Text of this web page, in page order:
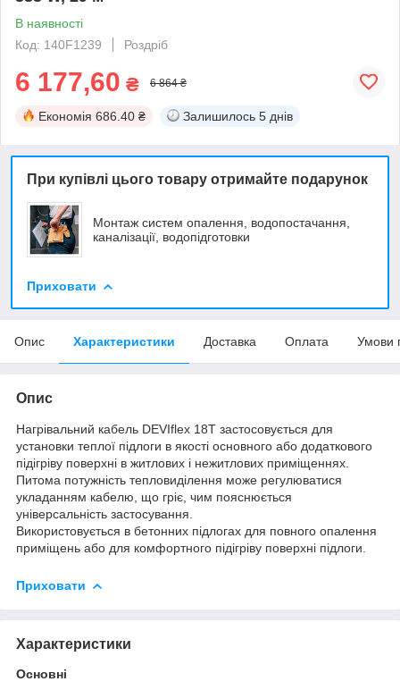
В наявності
Код: 140F1239
Роздріб
6 177,60 ₴ 6 864 ₴
Економія 686.40 ₴ Залишилось 5 днів
При купівлі цього товару отримайте подарунок
Монтаж систем опалення, водопостачання,
каналізації, водопідготовки
Приховати
Опис Характеристики Доставка Оплата Умови
Опис
Нагрівальний кабель DEVIflex 18Т застосовується для
установки теплої підлоги в якості основного або додаткового
підігріву поверхні в житлових і нежитлових приміщеннях.
Питома потужність тепловиділення може регулюватися
укладанням кабелю, що гріє, чим пояснюється
універсальність застосування.
Використовується в бетонних підлогах для повного опалення
приміщень або для комфортного підігріву поверхні підлоги.
Приховати
Характеристики
Основні